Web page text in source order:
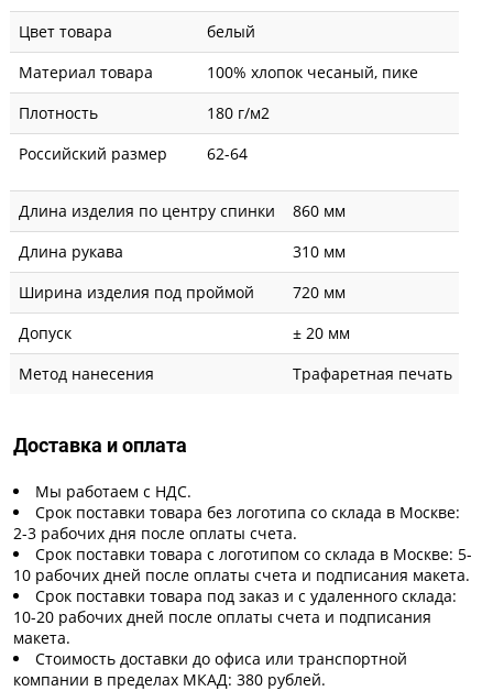
Цвет товара
белый
Материал товара
100% хлопок чесаный, пике
Плотность
180 г/м2
Российский размер
62-64
Длина изделия по центру спинки
860 мм
Длина рукава
310 мм
Ширина изделия под проймой
720 мм
Допуск
± 20 мм
Метод нанесения
Трафаретная печать
Доставка и оплата
Мы работаем с НДС.
Срок поставки товара без логотипа со склада в Москве:
2-3 рабочих дня после оплаты счета.
Срок поставки товара с логотипом со склада в Москве: 5-
10 рабочих дней после оплаты счета и подписания макета.
Срок поставки товара под заказ и с удаленного склада:
10-20 рабочих дней после оплаты счета и подписания
макета.
Стоимость доставки до офиса или транспортной
компании в пределах МКАД: 380 рублей.